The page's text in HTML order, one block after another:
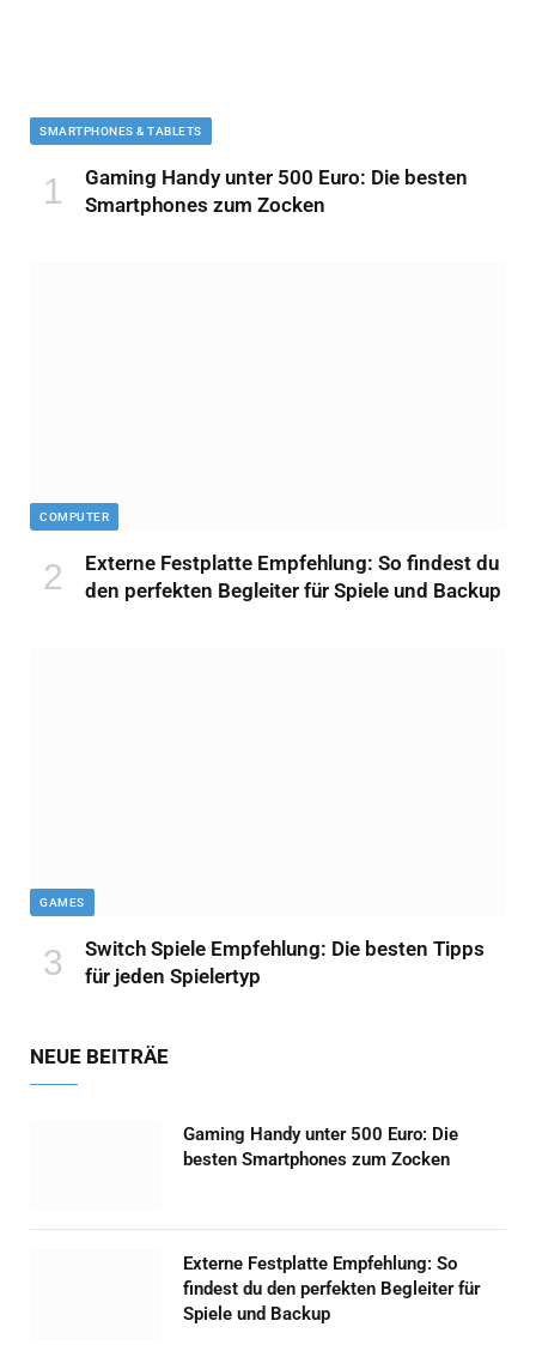
SMARTPHONES & TABLETS
Gaming Handy unter 500 Euro: Die besten
Smartphones zum Zocken
COMPUTER
Externe Festplatte Empfehlung: So findest du
den perfekten Begleiter für Spiele und Backup
GAMES
Switch Spiele Empfehlung: Die besten Tipps
für jeden Spielertyp
NEUE BEITRÄE
Gaming Handy unter 500 Euro: Die
besten Smartphones zum Zocken
Externe Festplatte Empfehlung: So
findest du den perfekten Begleiter für
Spiele und Backup